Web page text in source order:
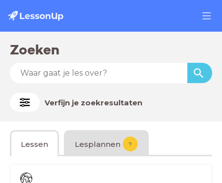
Zoeken
Verfijn je zoekresultaten
Lessen Lesplannen ?